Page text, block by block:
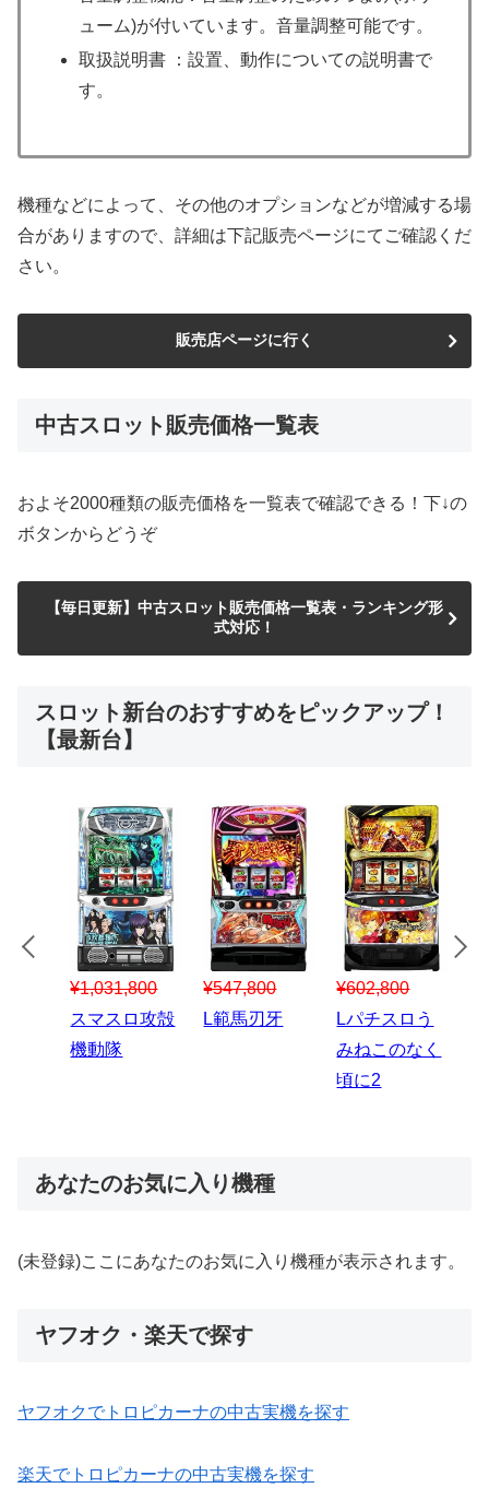
ューム)が付いています。音量調整可能です。
取扱説明書 ：設置、動作についての説明書で
す。
機種などによって、その他のオプションなどが増減する場
合がありますので、詳細は下記販売ページにてご確認くだ
さい。
販売店ページに行く
中古スロット販売価格一覧表
およそ2000種類の販売価格を一覧表で確認できる！下↓の
ボタンからどうぞ
【毎日更新】中古スロット販売価格一覧表・ランキング形
式対応！
スロット新台のおすすめをピックアップ！
【最新台】
¥547,800
スマスロハナ
ビ
¥150,000
スマスロ秘宝
¥1,867,800
Lパチスロ 炎
炎ノ消防隊2
あなたのお気に入り機種
(未登録)ここにあなたのお気に入り機種が表示されます。
ヤフオク・楽天で探す
ヤフオクでトロピカーナの中古実機を探す
楽天でトロピカーナの中古実機を探す